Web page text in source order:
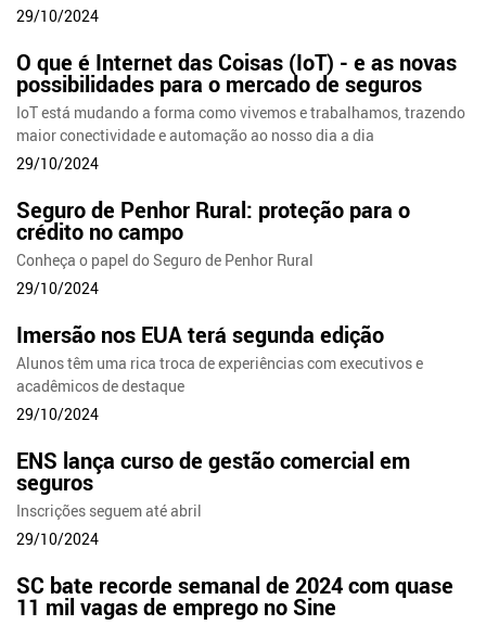
29/10/2024
O que é Internet das Coisas (IoT) - e as novas
possibilidades para o mercado de seguros
IoT está mudando a forma como vivemos e trabalhamos, trazendo
maior conectividade e automação ao nosso dia a dia
29/10/2024
Seguro de Penhor Rural: proteção para o
crédito no campo
Conheça o papel do Seguro de Penhor Rural
29/10/2024
Imersão nos EUA terá segunda edição
Alunos têm uma rica troca de experiências com executivos e
acadêmicos de destaque
29/10/2024
ENS lança curso de gestão comercial em
seguros
Inscrições seguem até abril
29/10/2024
SC bate recorde semanal de 2024 com quase
11 mil vagas de emprego no Sine